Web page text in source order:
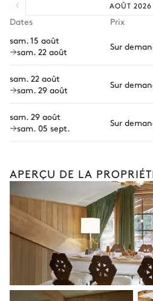
Vue sur les montagnes Attenante
Douche
Vasque double
Lit double inséparable
160x200
Dressing
TV
Salle de bain 2
Courses livrées avant l'arrivée
Chef à domicile
Bien-être à domicile
Babysitter
Livraison des forfaits de ski
Ski-fitting à domicile
Chiens de traîneau
Les services et expériences
saison, la destination ou la
vous guidera vers les offres
AOÛT 2026
Dates
Prix
sam. 15 août
sam. 22 août
Sur
sam. 22 août
sam. 29 août
Sur
sam. 29 août
sam. 05 sept.
Sur
APERÇU DE LA